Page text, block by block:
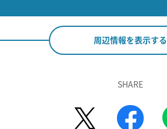
周辺情報を表示する
SHARE